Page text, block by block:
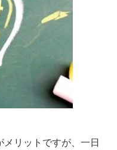
リットですが、一日